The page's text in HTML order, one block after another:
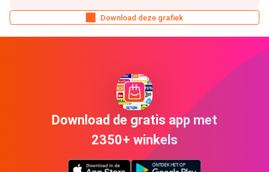
Download deze grafiek
Download de gratis app met
2350+ winkels